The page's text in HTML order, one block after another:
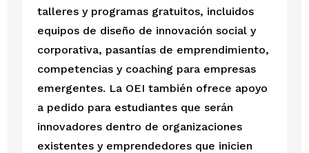
talleres y programas gratuitos, incluidos
equipos de diseño de innovación social y
corporativa, pasantías de emprendimiento,
competencias y coaching para empresas
emergentes. La OEI también ofrece apoyo
a pedido para estudiantes que serán
innovadores dentro de organizaciones
existentes y emprendedores que inicien